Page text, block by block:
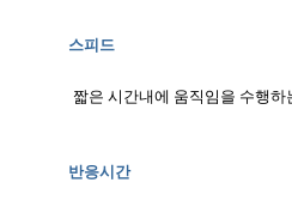
스피드
짧은 시간내에 움직임을 수행하
반응시간